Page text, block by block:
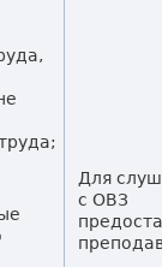
Для
с ОВЗ